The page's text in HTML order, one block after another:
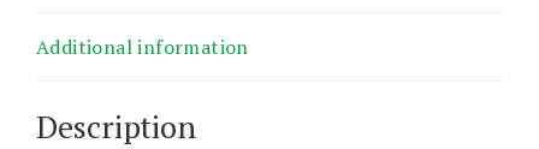
Additional information
Description